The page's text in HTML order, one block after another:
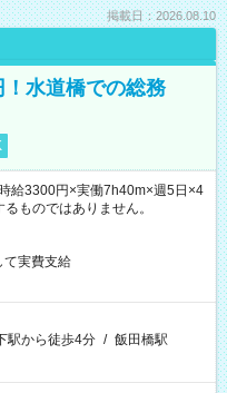
掲載日：2026.08.10
！水道橋での総務
3300円×実働7h40m×週5日×4
ものではありません。
て実費支給
駅から徒歩4分 / 飯田橋駅